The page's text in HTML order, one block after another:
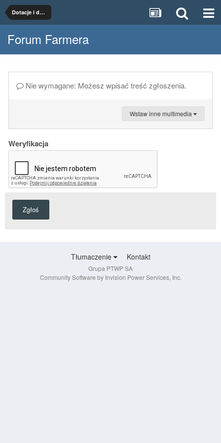
Dotacje i dopłaty
Forum Farmera
Nie wymagane: Możesz wpisać treść zgłoszenia.
Wstaw inne multimedia
Weryfikacja
Zgłoś
Tłumaczenie Kontakt
Grupa PTWP SA
Community Software by Invision Power Services, Inc.